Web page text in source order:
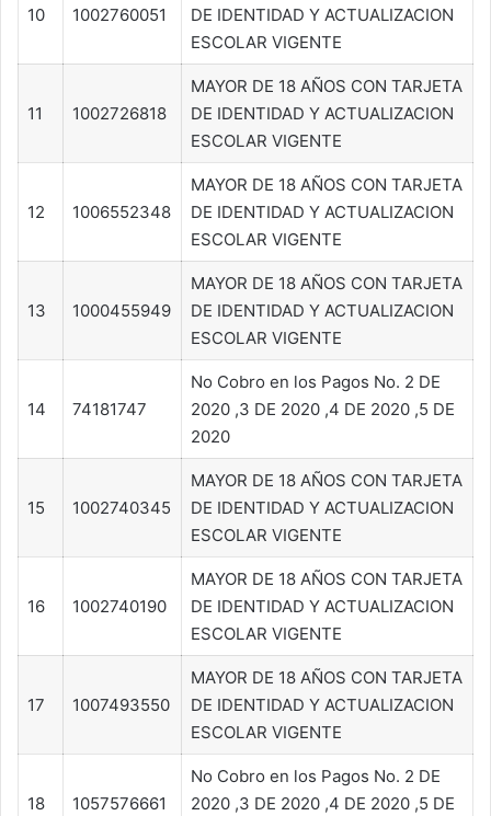
10 1002760051
DE IDENTIDAD Y ACTUALIZACION
ESCOLAR VIGENTE
11 1002726818
MAYOR DE 18 AÑOS CON TARJETA
DE IDENTIDAD Y ACTUALIZACION
ESCOLAR VIGENTE
12 1006552348
MAYOR DE 18 AÑOS CON TARJETA
DE IDENTIDAD Y ACTUALIZACION
ESCOLAR VIGENTE
13 1000455949
MAYOR DE 18 AÑOS CON TARJETA
DE IDENTIDAD Y ACTUALIZACION
ESCOLAR VIGENTE
14 74181747
No Cobro en los Pagos No. 2 DE
2020 ,3 DE 2020 ,4 DE 2020 ,5 DE
2020
15 1002740345
MAYOR DE 18 AÑOS CON TARJETA
DE IDENTIDAD Y ACTUALIZACION
ESCOLAR VIGENTE
16 1002740190
MAYOR DE 18 AÑOS CON TARJETA
DE IDENTIDAD Y ACTUALIZACION
ESCOLAR VIGENTE
17 1007493550
MAYOR DE 18 AÑOS CON TARJETA
DE IDENTIDAD Y ACTUALIZACION
ESCOLAR VIGENTE
18 1057576661
No Cobro en los Pagos No. 2 DE
2020 ,3 DE 2020 ,4 DE 2020 ,5 DE